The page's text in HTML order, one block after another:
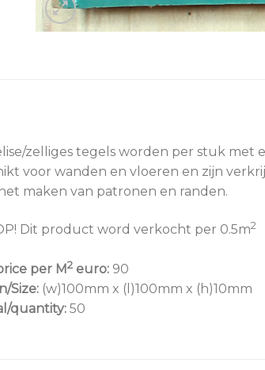
zelliges tegels worden per stuk
voor wanden en vloeren en zijn
maken van patronen en randen.
Dit product word verkocht per 0.5m2
per M2 euro: 90
Size: (w)100mm x (l)100mm x (h)10mm
quantity: 50